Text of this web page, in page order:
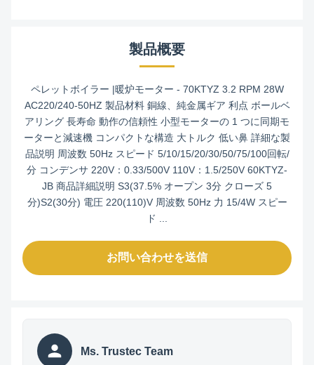
製品概要
ペレットボイラー |暖炉モーター - 70KTYZ 3.2 RPM 28W
AC220/240-50HZ 製品材料 銅線、純金属ギア 利点 ボールベ
アリング 長寿命 動作の信頼性 小型モーターの 1 つに同期モ
ーターと減速機 コンパクトな構造 大トルク 低い鼻 詳細な製
品説明 周波数 50Hz スピード 5/10/15/20/30/50/75/100回転/
分 コンデンサ 220V：0.33/500V 110V：1.5/250V 60KTYZ-
JB 商品詳細説明 S3(37.5% オープン 3分 クローズ 5
分)S2(30分) 電圧 220(110)V 周波数 50Hz 力 15/4W スピー
ド ...
お問い合わせを送信
Ms. Trustec Team